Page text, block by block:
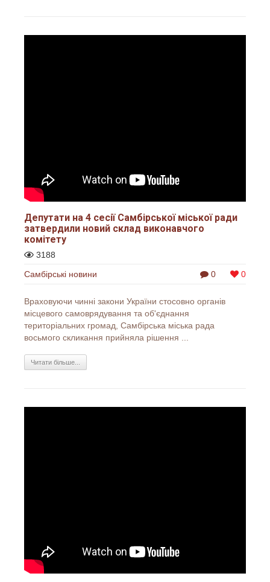
Депутати на 4 сесії Самбірської міської ради
затвердили новий склад виконавчого
комітету
3188
0
0
Самбірські новини
Враховуючи чинні закони України стосовно органів
місцевого самоврядування та об'єднання
територіальних громад, Самбірська міська рада
восьмого скликання прийняла рішення ...
Читати більше...